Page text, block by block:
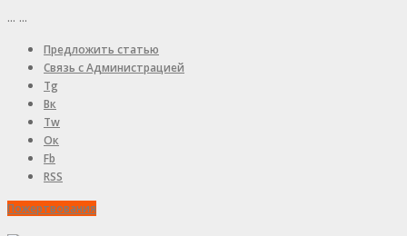
... ...
Предложить статью
Связь с Администрацией
Tg
Вк
Tw
Ок
Fb
RSS
Пожертвования